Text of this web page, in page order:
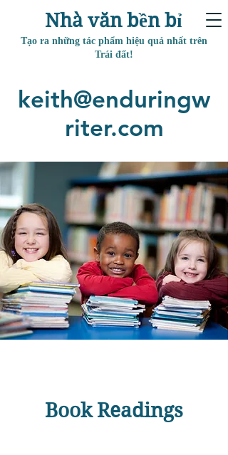
Tạo ra những tác phẩm hiệu quả nhất trên
Trái đất!
Nhà văn bền bỉ
keith@enduringw
riter.com
Book Readings